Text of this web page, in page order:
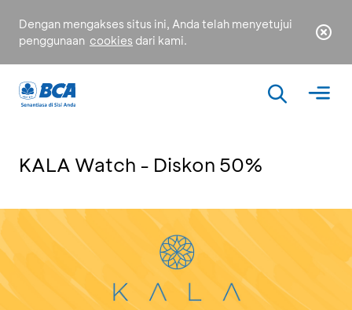
Dengan mengakses situs ini, Anda telah menyetujui
penggunaan cookies dari kami.
KALA Watch - Diskon 50%